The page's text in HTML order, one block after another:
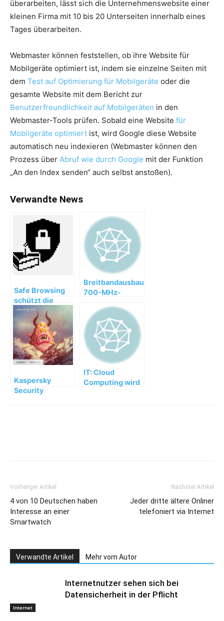
überarbeiten, lässt sich die Unternehmenswebsite einer
kleinen Firma mit 10 bis 20 Unterseiten innerhalb eines
Tages überarbeiten.
Webmaster können feststellen, ob ihre Website für
Mobilgeräte optimiert ist, indem sie einzelne Seiten mit
dem Test auf Optimierung für Mobilgeräte oder die
gesamte Website mit dem Bericht zur
Benutzerfreundlichkeit auf Mobilgeräten in den
Webmaster-Tools prüfen. Sobald eine Website für
Mobilgeräte optimiert ist, wird Google diese Website
automatisch neu indexieren (Webmaster können den
Prozess über Abruf wie durch Google mit der Funktion
„An den Index senden“ auch selbst anstoßen).
Verwandte News
Safe Browsing
schützt die
Nutzer bei
Google
Breitbandausbau:
700-MHz-
ermöglichen
schnelles
Internet auf dem
Land
Kaspersky
Security
IT: Cloud
Computing wird
Vorheriger Artikel
4 von 10 Deutschen haben
Interesse an einer
Smartwatch
Nächster Artikel
Jeder dritte ältere Onliner
telefoniert via Internet
Verwandte Artikel Mehr vom Autor
Internet
Internetnutzer sehen sich bei
Datensicherheit in der Pflicht